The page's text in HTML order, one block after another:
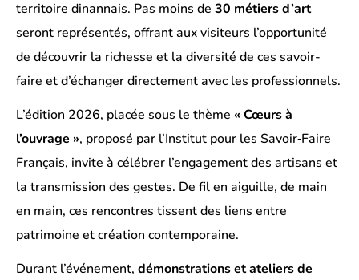
territoire dinannais. Pas moins de 30 métiers d’art
seront représentés, offrant aux visiteurs l’opportunité
de découvrir la richesse et la diversité de ces savoir-
faire et d’échanger directement avec les professionnels.
L’édition 2026, placée sous le thème « Cœurs à
l’ouvrage », proposé par l’Institut pour les Savoir‑Faire
Français, invite à célébrer l’engagement des artisans et
la transmission des gestes. De fil en aiguille, de main
en main, ces rencontres tissent des liens entre
patrimoine et création contemporaine.
Durant l’événement, démonstrations et ateliers de